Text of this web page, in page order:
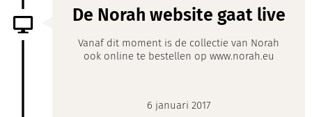
De Norah website gaat live
Vanaf dit moment is de collectie van Norah
ook online te bestellen op www.norah.eu
6 januari 2017